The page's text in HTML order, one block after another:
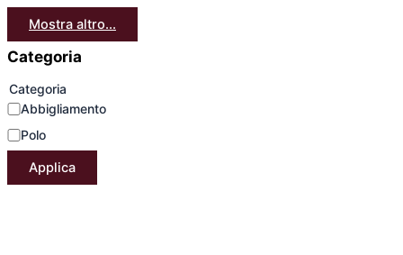
Mostra altro...
Categoria
Categoria
Abbigliamento
Polo
Applica